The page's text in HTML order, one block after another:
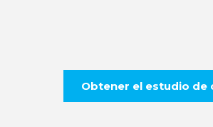
Obtener el estudio de